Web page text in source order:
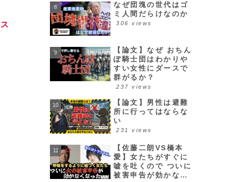
なぜ団塊の世代はゴ
ミ人間だらけなのか
306 views
【論文】なぜ おちん
ぽ騎士団はわかりや
すい女性にダースで
群がるか？
237 views
【論文】男性は避難
所に行ってはならな
い
231 views
【佐藤二朗VS橋本
愛】女たちがすぐに
嘘を吐くので ついに
被害申告が効かなく